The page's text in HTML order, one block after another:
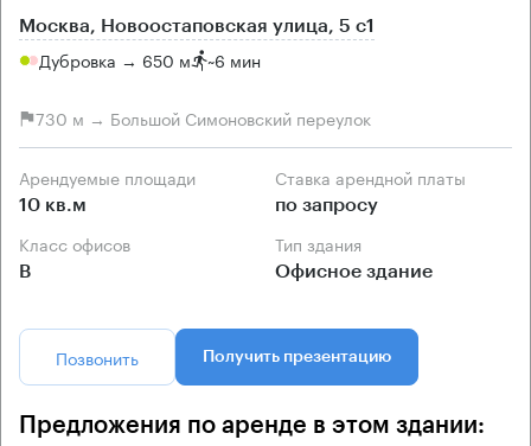
Москва, Новоостаповская улица, 5 с1
Дубровка → 650 м ~6 мин
730 м → Большой Симоновский переулок
Арендуемые площади
10 кв.м
Ставка арендной платы
по запросу
Класс офисов
B
Тип здания
Офисное здание
Позвонить Получить презентацию
Предложения по аренде в этом здании: